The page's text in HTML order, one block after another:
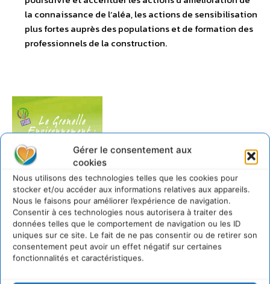
Gérer le consentement aux
cookies
Nous utilisons des technologies telles que les cookies pour
stocker et/ou accéder aux informations relatives aux appareils.
Nous le faisons pour améliorer l’expérience de navigation.
Consentir à ces technologies nous autorisera à traiter des
données telles que le comportement de navigation ou les ID
uniques sur ce site. Le fait de ne pas consentir ou de retirer son
consentement peut avoir un effet négatif sur certaines
fonctionnalités et caractéristiques.
la connaissance de l’aléa, les actions de sensibilisation
plus fortes auprès des populations et de formation des
professionnels de la construction.
Documents joints